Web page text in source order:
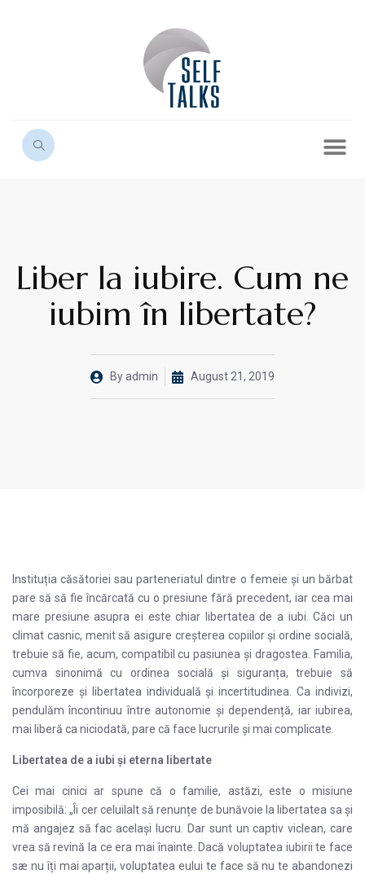
Liber la iubire. Cum ne
iubim în libertate?
Byadmin August 21, 2019
Instituția căsătoriei sau parteneriatul dintre o femeie și un bărbat
pare să să fie încărcată cu o presiune fără precedent, iar cea mai
mare presiune asupra ei este chiar libertatea de a iubi. Căci un
climat casnic, menit să asigure creșterea copiilor și ordine socială,
trebuie să fie, acum, compatibil cu pasiunea și dragostea. Familia,
cumva sinonimă cu ordinea socială și siguranța, trebuie să
încorporeze și libertatea individuală și incertitudinea. Ca indivizi,
pendulăm încontinuu între autonomie și dependență, iar iubirea,
mai liberă ca niciodată, pare că face lucrurile și mai complicate.
Libertatea de a iubi și eterna libertate
Cei mai cinici ar spune că o familie, astăzi, este o misiune
imposibilă: „Îi cer celuilalt să renunțe de bunăvoie la libertatea sa și
mă angajez să fac același lucru. Dar sunt un captiv viclean, care
vrea să revină la ce era mai înainte. Dacă voluptatea iubirii te face
sæ nu îți mai aparții, voluptatea eului te face să nu te abandonezi